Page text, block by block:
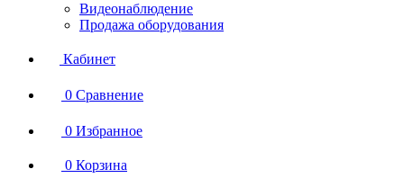
Видеонаблюдение
Продажа оборудования
Кабинет
0 Сравнение
0 Избранное
0 Корзина